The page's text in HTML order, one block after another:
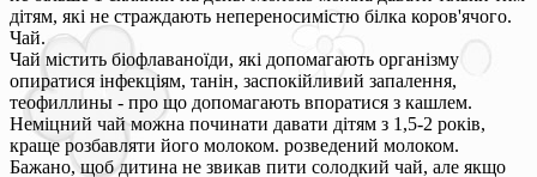
дітям, які не страждають непереносимістю білка коров'ячого.
Чай.
Чай містить біофлаваноїди, які допомагають організму
опиратися інфекціям, танін, заспокійливий запалення,
теофиллины - про що допомагають впоратися з кашлем.
Неміцний чай можна починати давати дітям з 1,5-2 років,
краще розбавляти його молоком. розведений молоком.
Бажано, щоб дитина не звикав пити солодкий чай, але якщо